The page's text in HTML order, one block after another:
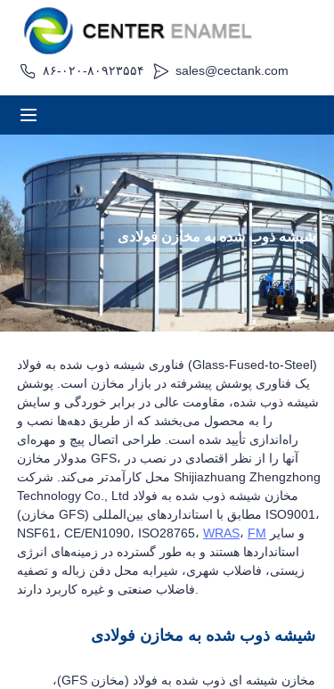
۸۶-۰۲۰-۸۰۹۲۳۵۵۴ sales@cectank.com
شیشه ذوب شده به مخازن فولادی
شیشه ذوب شده به مخازن فولادی
مخازن شیشه ای ذوب شده به فولاد (مخازن GFS)،
فناوری شیشه ذوب شده به فولاد (Glass-Fused-to-Steel)
یک فناوری پوشش پیشرفته در بازار مخازن است. پوشش
شیشه ذوب شده، مقاومت عالی در برابر خوردگی و سایش
را به محصول می‌بخشد که از طریق دهه‌ها نصب و
راه‌اندازی تأیید شده است. طراحی اتصال پیچ و مهره‌ای
مدولار مخازن GFS، آنها را از نظر اقتصادی در نصب در
محل کارآمدتر می‌کند. شرکت Shijiazhuang Zhengzhong
Technology Co., Ltd مخازن شیشه ذوب شده به فولاد
(مخازن GFS) مطابق با استانداردهای بین‌المللی ISO9001،
NSF61، CE/EN1090، ISO28765، WRAS، FM
استانداردها هستند و به طور گسترده در زمینه‌های انرژی
زیستی، فاضلاب شهری، شیرابه محل دفن زباله و تصفیه
صفحه اصلی
درباره
محصولات
برنامه های کاربردی
مورد پروژه
درخواست نقل قول
تماس بگیرید